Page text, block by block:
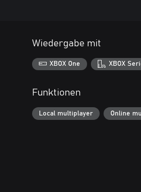
Wiedergabe mit
XBOX One XBOX
Funktionen
Local multiplayer Online